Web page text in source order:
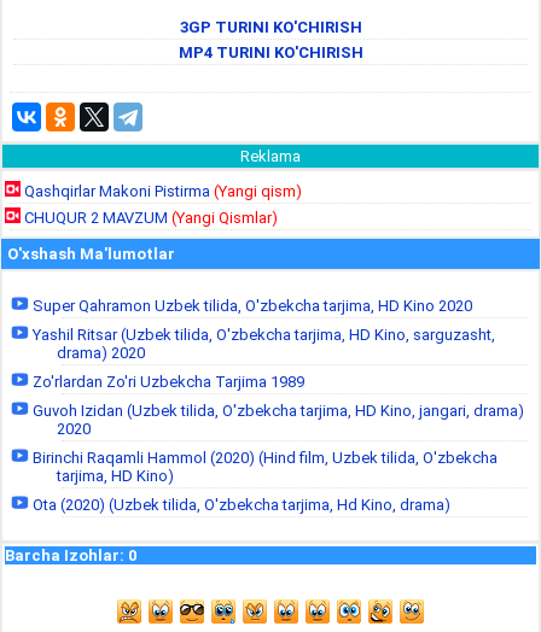
3GP TURINI KO'CHIRISH
MP4 TURINI KO'CHIRISH
Reklama
Qashqirlar Makoni Pistirma (Yangi qism)
CHUQUR 2 MAVZUM (Yangi Qismlar)
O'xshash Ma'lumotlar
Super Qahramon Uzbek tilida, O'zbekcha tarjima, HD Kino 2020
Yashil Ritsar (Uzbek tilida, O'zbekcha tarjima, HD Kino, sarguzasht,
drama) 2020
Zo'rlardan Zo'ri Uzbekcha Tarjima 1989
Guvoh Izidan (Uzbek tilida, O'zbekcha tarjima, HD Kino, jangari, drama)
2020
Birinchi Raqamli Hammol (2020) (Hind film, Uzbek tilida, O'zbekcha
tarjima, HD Kino)
Ota (2020) (Uzbek tilida, O'zbekcha tarjima, Hd Kino, drama)
Barcha Izohlar: 0